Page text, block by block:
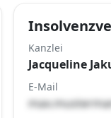
Kanzlei
Jacqueline
E-Mail